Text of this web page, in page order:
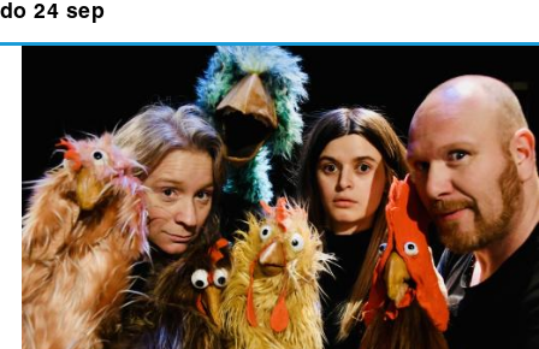
do 24 sep